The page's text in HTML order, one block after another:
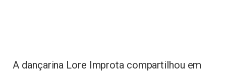
A dançarina Lore Improta compartilhou em